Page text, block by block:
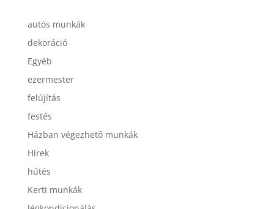
autós munkák
dekoráció
Egyéb
ezermester
felújítás
festés
Házban végezhető munkák
Hírek
hűtés
Kerti munkák